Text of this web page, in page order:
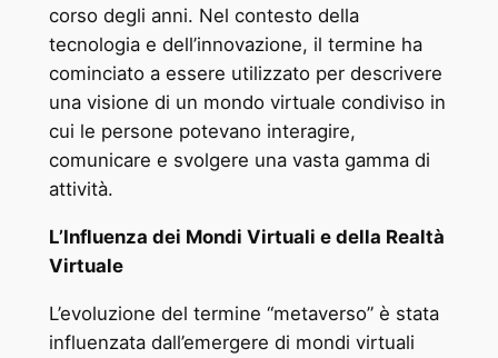
corso degli anni. Nel contesto della
tecnologia e dell’innovazione, il termine ha
cominciato a essere utilizzato per descrivere
una visione di un mondo virtuale condiviso in
cui le persone potevano interagire,
comunicare e svolgere una vasta gamma di
attività.
L’Influenza dei Mondi Virtuali e della Realtà
Virtuale
L’evoluzione del termine “metaverso” è stata
influenzata dall’emergere di mondi virtuali